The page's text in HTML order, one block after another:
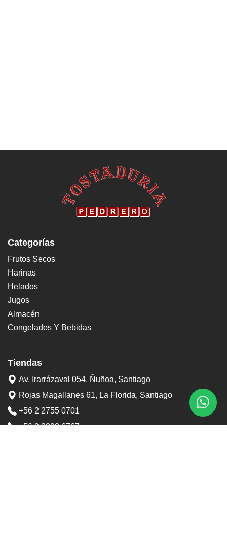
Categorías
Frutos Secos
Harinas
Helados
Jugos
Almacén
Congelados Y Bebidas
Tiendas
Av. Irarrázaval 054, Ñuñoa, Santiago
Rojas Magallanes 61, La Florida, Santiago
+56 2 2755 0701
+56 9 3898 6767